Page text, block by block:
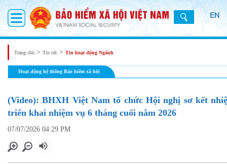
EN
Trang chủ > Tin tức > Tin hoạt động Ngành
Hoạt động hệ thống Bảo hiểm xã hội
(Video): BHXH Việt Nam tổ chức Hội nghị sơ kết
triển khai nhiệm vụ 6 tháng cuối năm 2026
07/07/2026 04:29 PM